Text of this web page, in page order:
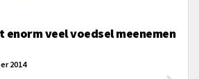
enorm veel voedsel meenemen
2014